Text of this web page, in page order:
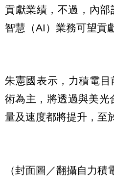
貢獻業績，不過，內
智慧（AI）業務可望貢
朱憲國表示，力積電
術為主，將透過與美光
量及速度都將提升，至
（封面圖／翻攝自力積